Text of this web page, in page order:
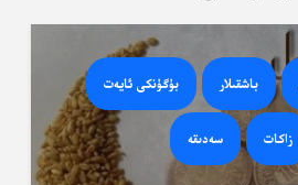
باشقىلار بۈگۈنكى ئايەت
زاكات سەدىقە